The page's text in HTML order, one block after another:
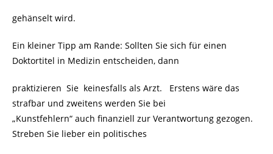
gehänselt wird.
Ein kleiner Tipp am Rande: Sollten Sie sich für einen
Doktortitel in Medizin entscheiden, dann
praktizieren Sie keinesfalls als Arzt. Erstens wäre das
strafbar und zweitens werden Sie bei
„Kunstfehlern“ auch finanziell zur Verantwortung gezogen.
Streben Sie lieber ein politisches